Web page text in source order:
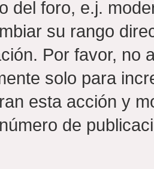
del foro, e.j.
su rango
Por favor, no
solo para
esta acción y
de